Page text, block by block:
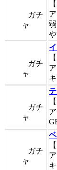
ガチ
ャ
や
ガチ
ャ
ガチ
ャ
ガチ
ャ